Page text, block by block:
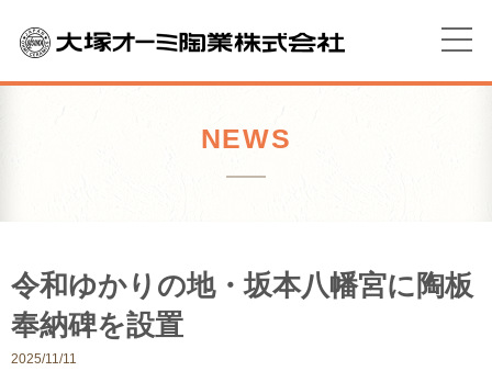
NEWS
令和ゆかりの地・坂本八幡宮に陶板
奉納碑を設置
2025/11/11